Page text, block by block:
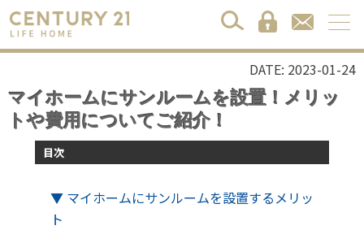
DATE: 2023-01-24
マイホームにサンルームを設置！メリッ
トや費用についてご紹介！
目次
▼ マイホームにサンルームを設置するメリッ
ト